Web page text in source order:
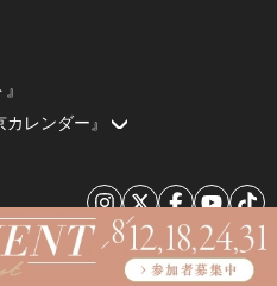
レンダー』
© 2026 by Tokyo Calendar, Inc.